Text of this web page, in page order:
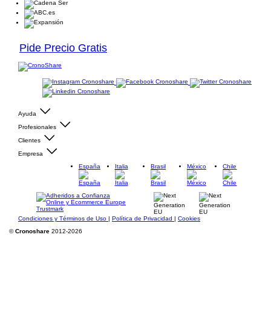
Pide Precio Gratis
Ayuda
Profesionales
Clientes
Empresa
España
Italia Brasil México Chile
Condiciones y Términos de Uso | Política de Privacidad | Cookies
©Cronoshare 2012-2026